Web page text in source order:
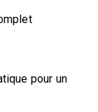
pour un